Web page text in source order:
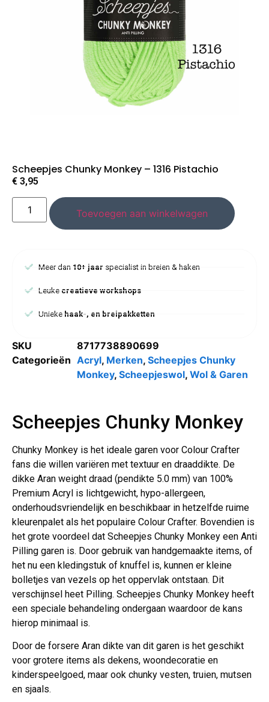
Scheepjes Chunky Monkey – 1316 Pistachio
€ 3,95
Toevoegen aan winkelwagen
Meer dan 10+ jaar specialist in breien & haken
Leuke creatieve workshops
Uniekehaak-, en breipakketten
SKU
8717738890699
Categorieën Acryl, Merken, Scheepjes Chunky
Monkey, Scheepjeswol, Wol & Garen
Scheepjes Chunky Monkey
Chunky Monkey is het ideale garen voor Colour Crafter
fans die willen variëren met textuur en draaddikte. De
dikke Aran weight draad (pendikte 5.0 mm) van 100%
Premium Acryl is lichtgewicht, hypo-allergeen,
onderhoudsvriendelijk en beschikbaar in hetzelfde ruime
kleurenpalet als het populaire Colour Crafter. Bovendien is
het grote voordeel dat Scheepjes Chunky Monkey een Anti
Pilling garen is. Door gebruik van handgemaakte items, of
het nu een kledingstuk of knuffel is, kunnen er kleine
bolletjes van vezels op het oppervlak ontstaan. Dit
verschijnsel heet Pilling. Scheepjes Chunky Monkey heeft
een speciale behandeling ondergaan waardoor de kans
hierop minimaal is.
Door de forsere Aran dikte van dit garen is het geschikt
voor grotere items als dekens, woondecoratie en
kinderspeelgoed, maar ook chunky vesten, truien, mutsen
en sjaals.